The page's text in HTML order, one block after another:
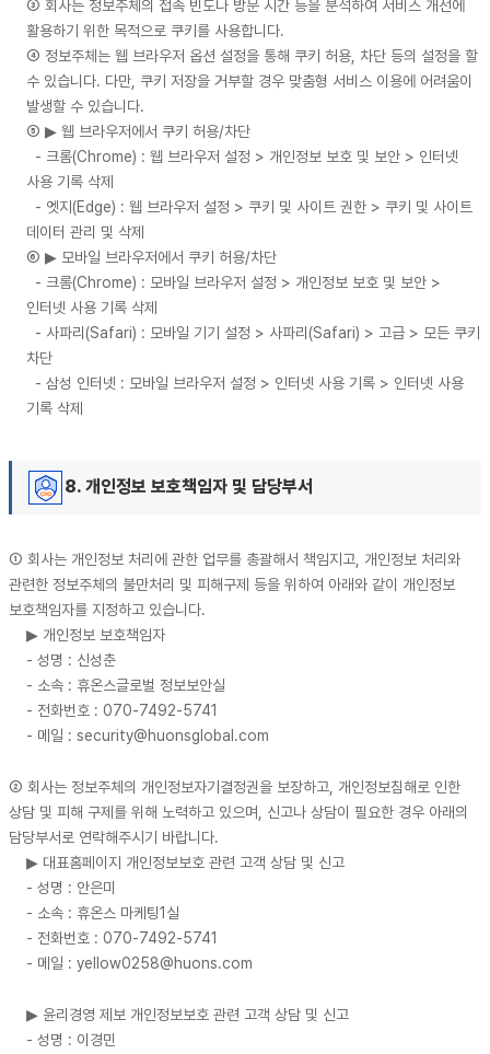
③ 회사는 정보주체의 접속 빈도나 방문 시간 등을 분석하여 서비스 개선에
활용하기 위한 목적으로 쿠키를 사용합니다.
④ 정보주체는 웹 브라우저 옵션 설정을 통해 쿠키 허용, 차단 등의 설정을 할
수 있습니다. 다만, 쿠키 저장을 거부할 경우 맞춤형 서비스 이용에 어려움이
발생할 수 있습니다.
⑤ ▶ 웹 브라우저에서 쿠키 허용/차단
- 크롬(Chrome) : 웹 브라우저 설정 > 개인정보 보호 및 보안 > 인터넷
사용 기록 삭제
- 엣지(Edge) : 웹 브라우저 설정 > 쿠키 및 사이트 권한 > 쿠키 및 사이트
데이터 관리 및 삭제
⑥ ▶ 모바일 브라우저에서 쿠키 허용/차단
- 크롬(Chrome) : 모바일 브라우저 설정 > 개인정보 보호 및 보안 >
인터넷 사용 기록 삭제
- 사파리(Safari) : 모바일 기기 설정 > 사파리(Safari) > 고급 > 모든 쿠키
차단
- 삼성 인터넷 : 모바일 브라우저 설정 > 인터넷 사용 기록 > 인터넷 사용
기록 삭제
8. 개인정보 보호책임자 및 담당부서
① 회사는 개인정보 처리에 관한 업무를 총괄해서 책임지고, 개인정보 처리와
관련한 정보주체의 불만처리 및 피해구제 등을 위하여 아래와 같이 개인정보
보호책임자를 지정하고 있습니다.
▶ 개인정보 보호책임자
- 성명 : 신성춘
- 소속 : 휴온스글로벌 정보보안실
- 전화번호 : 070-7492-5741
- 메일 : security@huonsglobal.com
② 회사는 정보주체의 개인정보자기결정권을 보장하고, 개인정보침해로 인한
상담 및 피해 구제를 위해 노력하고 있으며, 신고나 상담이 필요한 경우 아래의
담당부서로 연락해주시기 바랍니다.
▶ 대표홈페이지 개인정보보호 관련 고객 상담 및 신고
- 성명 : 안은미
- 소속 : 휴온스 마케팅1실
- 전화번호 : 070-7492-5741
- 메일 : yellow0258@huons.com
▶ 윤리경영 제보 개인정보보호 관련 고객 상담 및 신고
- 성명 : 이경민